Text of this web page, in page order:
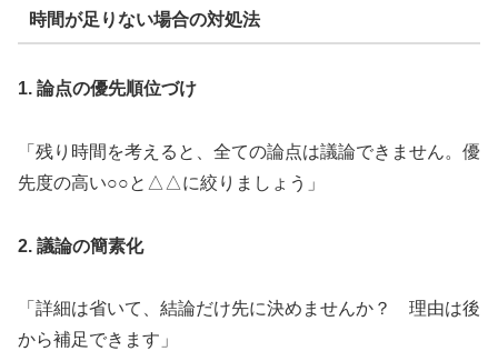
時間が足りない場合の対処法
1. 論点の優先順位づけ
「残り時間を考えると、全ての論点は議論できません。優
先度の高い○○と△△に絞りましょう」
2. 議論の簡素化
「詳細は省いて、結論だけ先に決めませんか？ 理由は後
から補足できます」